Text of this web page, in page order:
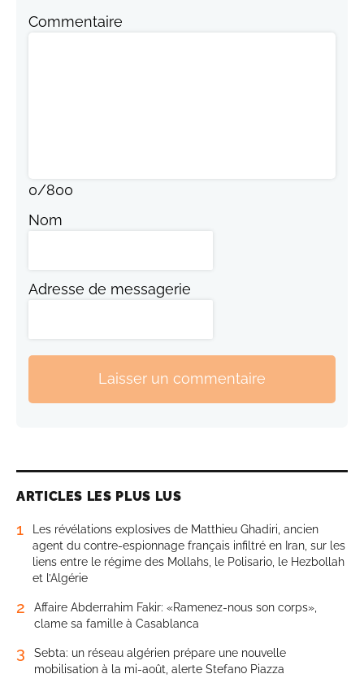
Commentaire
0/800
Nom
Adresse de messagerie
Laisser un commentaire
ARTICLES LES PLUS LUS
1
Les révélations explosives de Matthieu Ghadiri, ancien
agent du contre-espionnage français infiltré en Iran, sur les
liens entre le régime des Mollahs, le Polisario, le Hezbollah
et l’Algérie
2
Affaire Abderrahim Fakir: «Ramenez-nous son corps»,
clame sa famille à Casablanca
3
Sebta: un réseau algérien prépare une nouvelle
mobilisation à la mi-août, alerte Stefano Piazza